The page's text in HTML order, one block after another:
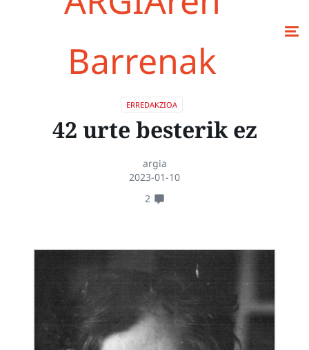
Barrenak
ERREDAKZIOA
42 urte besterik ez
argia
2023-01-10
2